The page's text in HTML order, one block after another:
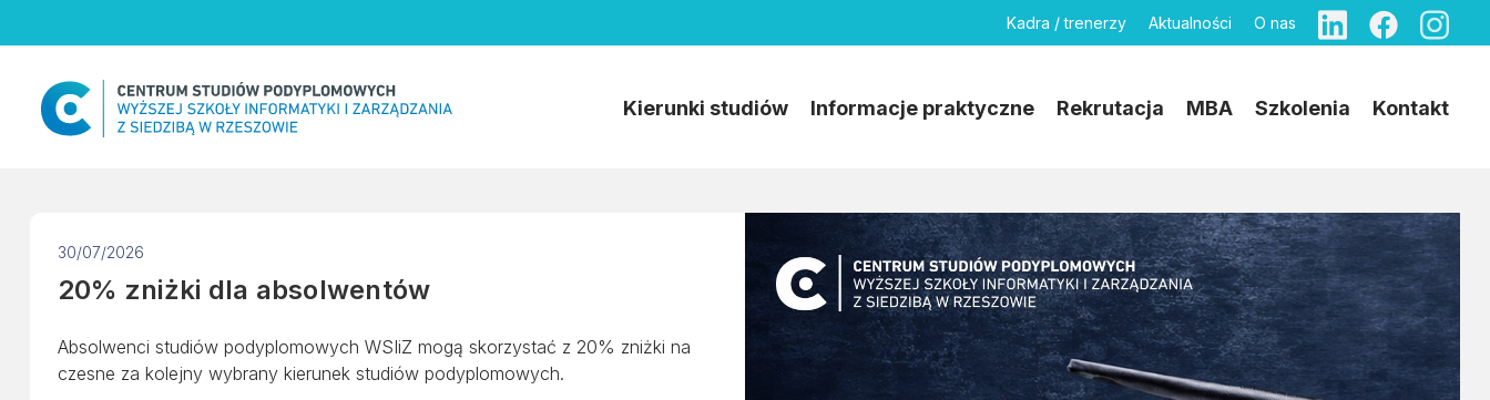
Kadra / trenerzy Aktualności O nas
Kierunki studiów Informacje praktyczne Rekrutacja MBA Szkolenia Kontakt
30/07/2026
20% zniżki dla absolwentów
Absolwenci studiów podyplomowych WSIiZ mogą skorzystać z 20% zniżki na
czesne za kolejny wybrany kierunek studiów podyplomowych.